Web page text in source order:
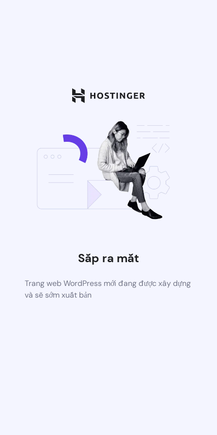
Sắp ra mắt
Trang web WordPress mới đang được xây dựng
và sẽ sớm xuất bản